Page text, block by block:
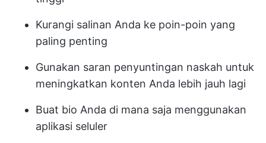
Kurangi salinan Anda ke poin-poin yang
paling penting
Gunakan saran penyuntingan naskah untuk
meningkatkan konten Anda lebih jauh lagi
Buat bio Anda di mana saja menggunakan
aplikasi seluler